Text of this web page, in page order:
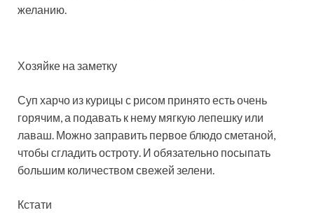
желанию.
Хозяйке на заметку
Суп харчо из курицы с рисом принято есть очень
горячим, а подавать к нему мягкую лепешку или
лаваш. Можно заправить первое блюдо сметаной,
чтобы сгладить остроту. И обязательно посыпать
большим количеством свежей зелени.
Кстати